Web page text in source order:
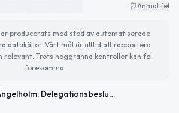
Anmäl fel
producerats med stöd av automatiserade
datakällor. Vårt mål är alltid att rapportera
relevant. Trots noggranna kontroller kan fel
förekomma.
Ängelholm: Delegationsbeslut godkända av nämnden